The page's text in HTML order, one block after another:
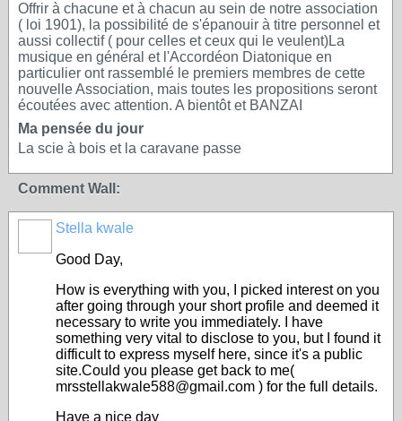
Offrir à chacune et à chacun au sein de notre association
( loi 1901), la possibilité de s'épanouir à titre personnel et
aussi collectif ( pour celles et ceux qui le veulent)La
musique en général et l'Accordéon Diatonique en
particulier ont rassemblé le premiers membres de cette
nouvelle Association, mais toutes les propositions seront
écoutées avec attention. A bientôt et BANZAI
Ma pensée du jour
La scie à bois et la caravane passe
Comment Wall:
Stella kwale
Good Day,
How is everything with you, I picked interest on you
after going through your short profile and deemed it
necessary to write you immediately. I have
something very vital to disclose to you, but I found it
difficult to express myself here, since it's a public
site.Could you please get back to me(
mrsstellakwale588@gmail.com ) for the full details.
Have a nice day